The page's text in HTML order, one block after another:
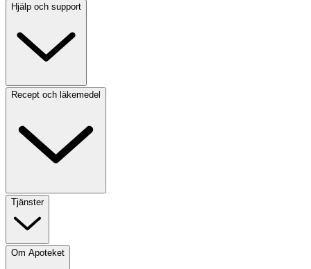
Hjälp och support
Recept och läkemedel
Tjänster
Om Apoteket